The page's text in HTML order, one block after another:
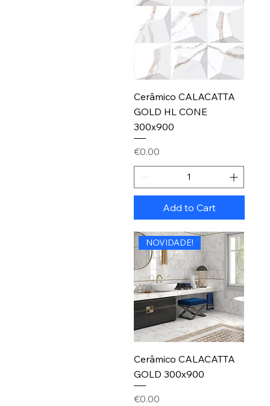
Cerâmico CALACATTA
GOLD HL CONE
300x900
Price
€0.00
Add to Cart
NOVIDADE!
Cerâmico CALACATTA
GOLD 300x900
Price
€0.00